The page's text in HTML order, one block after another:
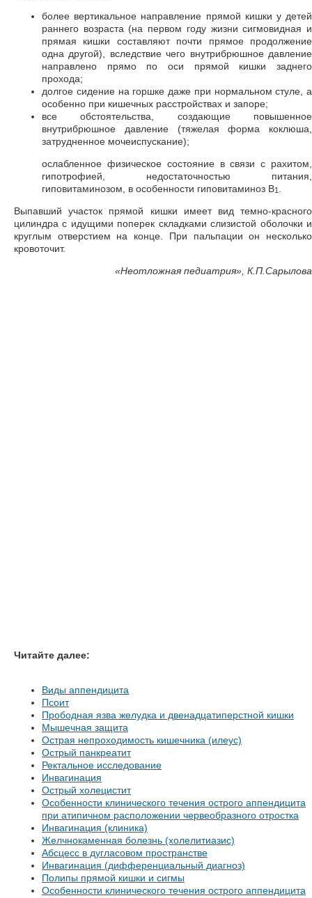
более вертикальное направление прямой кишки у детей
раннего возраста (на первом году жизни сигмовидная и
прямая кишки составляют почти прямое продолжение
одна другой), вследствие чего внутрибрюшное давление
направлено прямо по оси прямой кишки заднего
прохода;
долгое сидение на горшке даже при нормальном стуле, а
особенно при кишечных расстройствах и запоре;
все обстоятельства, создающие повышенное
внутрибрюшное давление (тяжелая форма коклюша,
затрудненное мочеиспускание);
ослабленное физическое состояние в связи с рахитом,
гипотрофией, недостаточностью питания,
гиповитаминозом, в особенности гиповитаминоз В1
Выпавший участок прямой кишки имеет вид темно-красного
цилиндра с идущими поперек складками слизистой оболочки и
круглым отверстием на конце. При пальпации он несколько
кровоточит.
«Неотложная педиатрия», К.П.Сарылова
Читайте далее:
Виды аппендицита
Псоит
Прободная язва желудка и двенадцатиперстной кишки
Мышечная защита
Острая непроходимость кишечника (илеус)
Острый панкреатит
Ректальное исследование
Инвагинация
Острый холецистит
Особенности клинического течения острого аппендицита
при атипичном расположении червеобразного отростка
Инвагинация (клиника)
Желчнокаменная болезнь (холелитиазис)
Абсцесс в дугласовом пространстве
Инвагинация (дифференциальный диагноз)
Полипы прямой кишки и сигмы
Особенности клинического течения острого аппендицита